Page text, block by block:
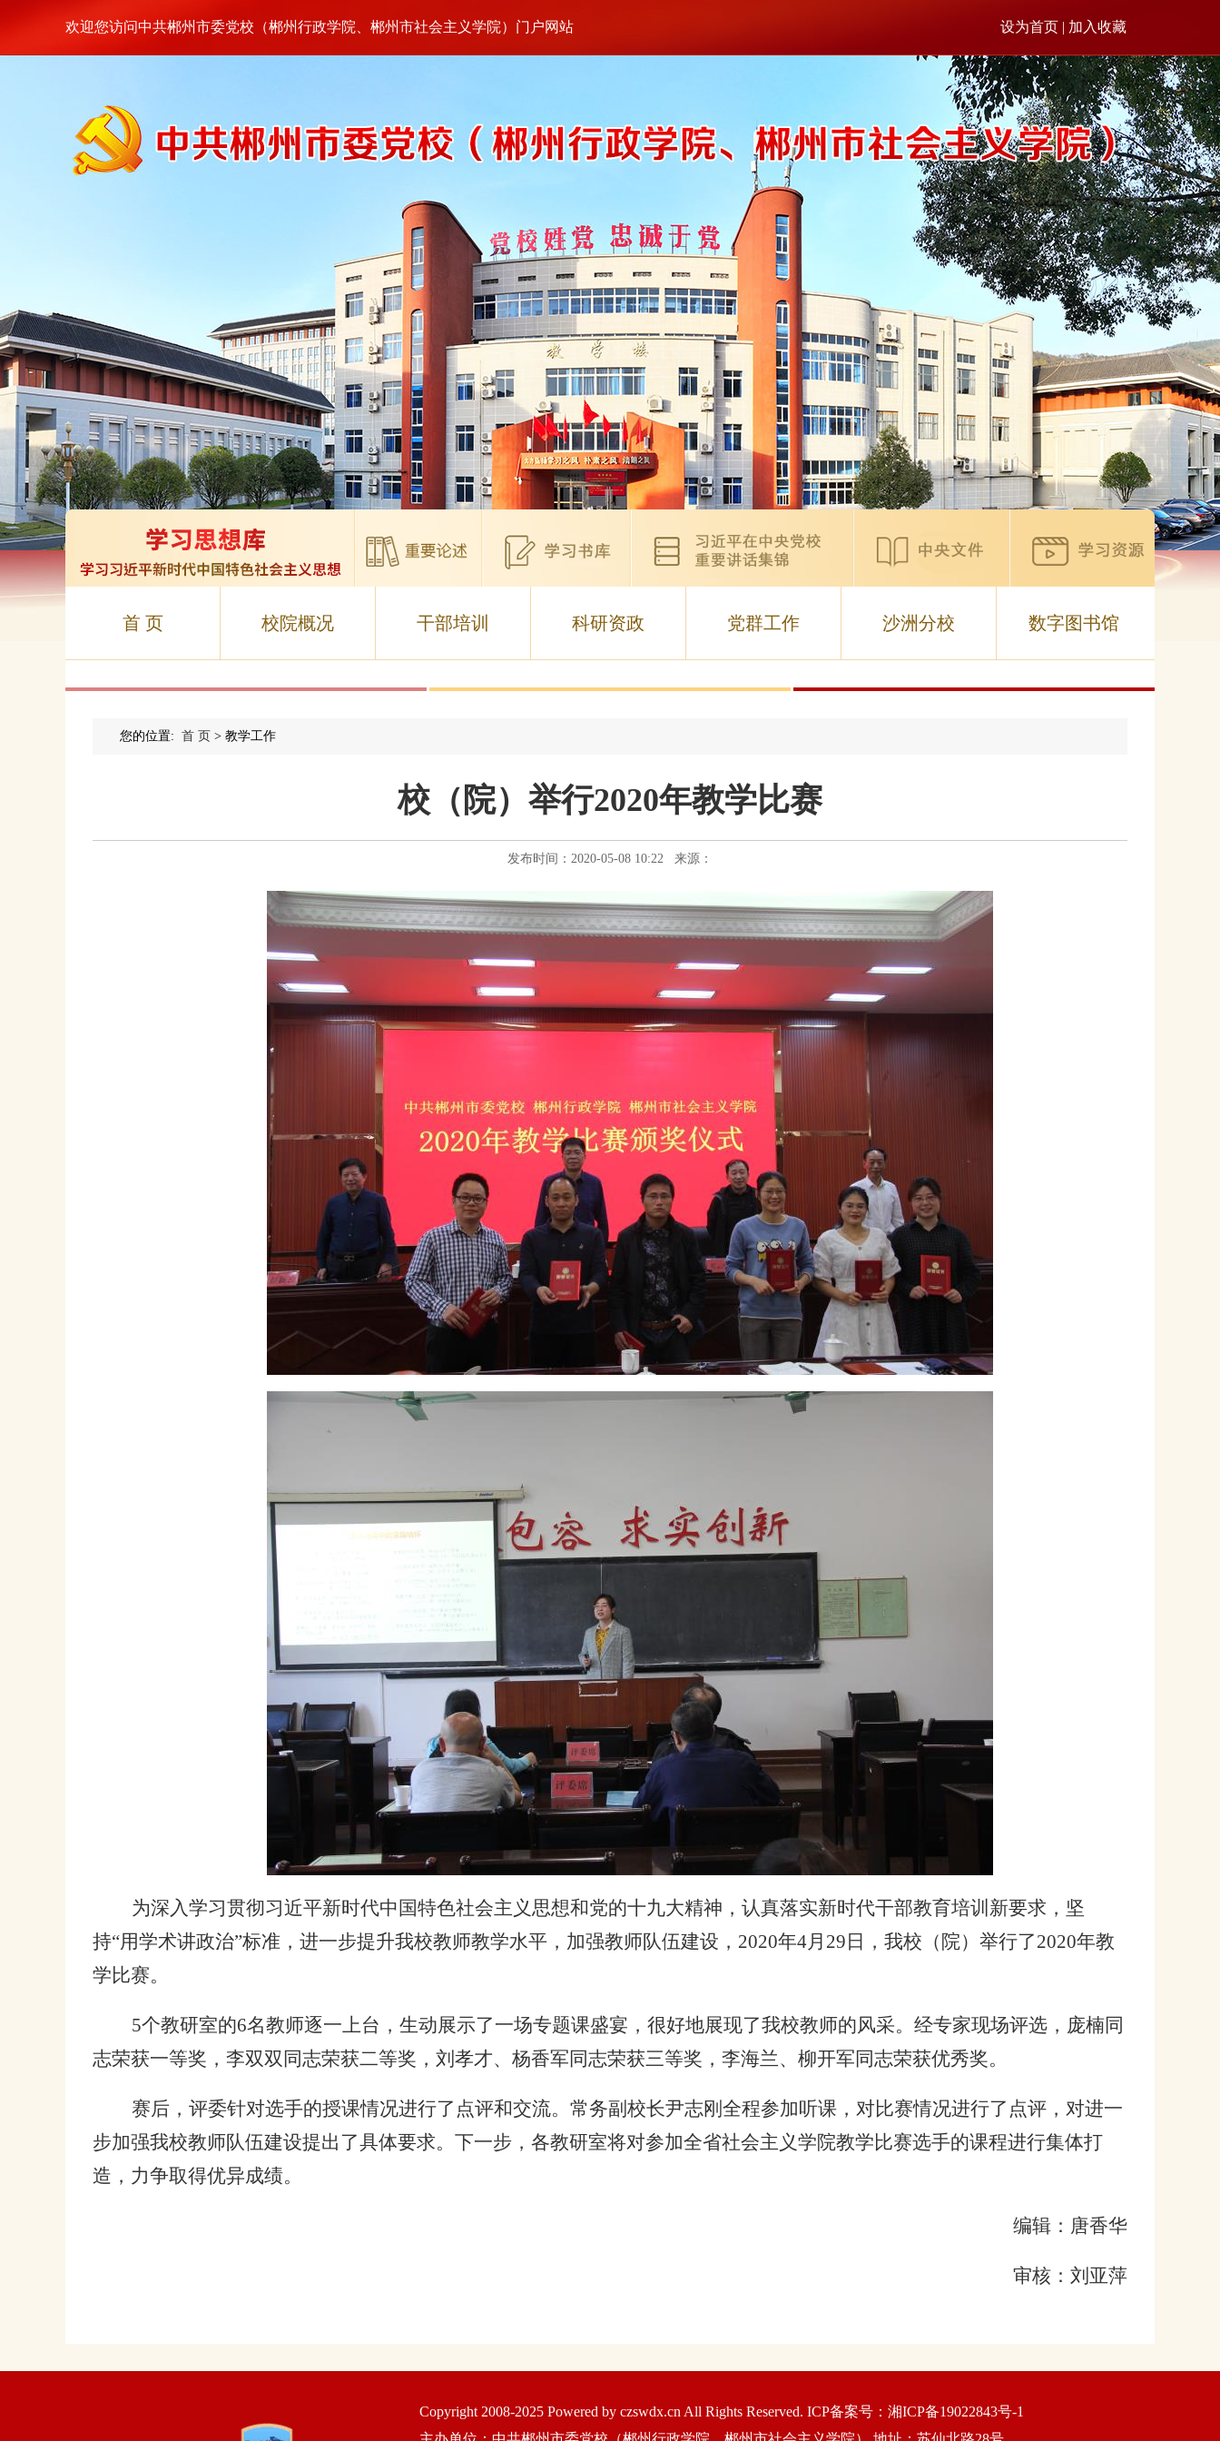
欢迎您访问中共郴州市委党校（郴州行政学院、郴州市社会主义学院）门户网站 设为首页 | 加入收藏
首 页 校院概况 干部培训 科研资政 党群工作 沙洲分校 数字图书馆
您的位置: 首 页 > 教学工作
校（院）举行2020年教学比赛
发布时间：2020-05-08 10:22 来源：
为深入学习贯彻习近平新时代中国特色社会主义思想和党的十九大精神，认真落实新时代干部教育培训新要求，坚
持“用学术讲政治”标准，进一步提升我校教师教学水平，加强教师队伍建设，2020年4月29日，我校（院）举行了2020年教
学比赛。
5个教研室的6名教师逐一上台，生动展示了一场专题课盛宴，很好地展现了我校教师的风采。经专家现场评选，庞楠同
志荣获一等奖，李双双同志荣获二等奖，刘孝才、杨香军同志荣获三等奖，李海兰、柳开军同志荣获优秀奖。
赛后，评委针对选手的授课情况进行了点评和交流。常务副校长尹志刚全程参加听课，对比赛情况进行了点评，对进一
步加强我校教师队伍建设提出了具体要求。下一步，各教研室将对参加全省社会主义学院教学比赛选手的课程进行集体打
造，力争取得优异成绩。
编辑：唐香华
审核：刘亚萍
Copyright 2008-2025 Powered by czswdx.cn All Rights Reserved. ICP备案号：湘ICP备19022843号-1